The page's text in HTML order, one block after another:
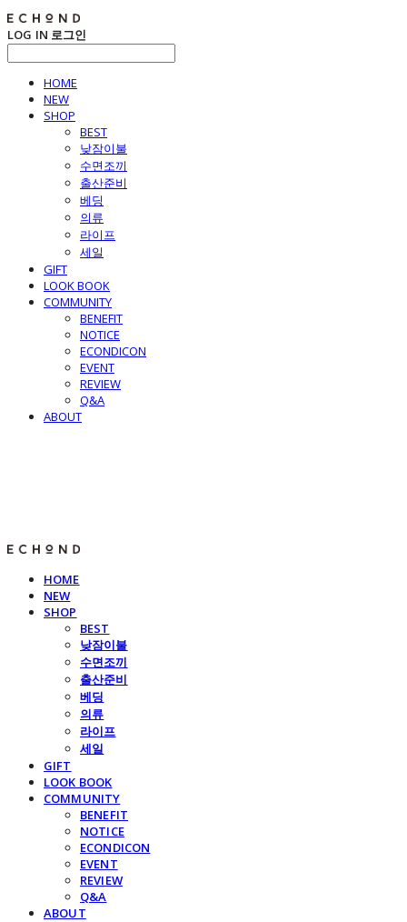
LOG IN 로그인
HOME
NEW
SHOP
BEST
낮잠이불
수면조끼
출산준비
베딩
의류
라이프
세일
GIFT
LOOK BOOK
COMMUNITY
BENEFIT
NOTICE
ECONDICON
EVENT
REVIEW
Q&A
ABOUT
HOME
NEW
SHOP
BEST
낮잠이불
수면조끼
출산준비
베딩
의류
라이프
세일
GIFT
LOOK BOOK
COMMUNITY
BENEFIT
NOTICE
ECONDICON
EVENT
REVIEW
Q&A
ABOUT